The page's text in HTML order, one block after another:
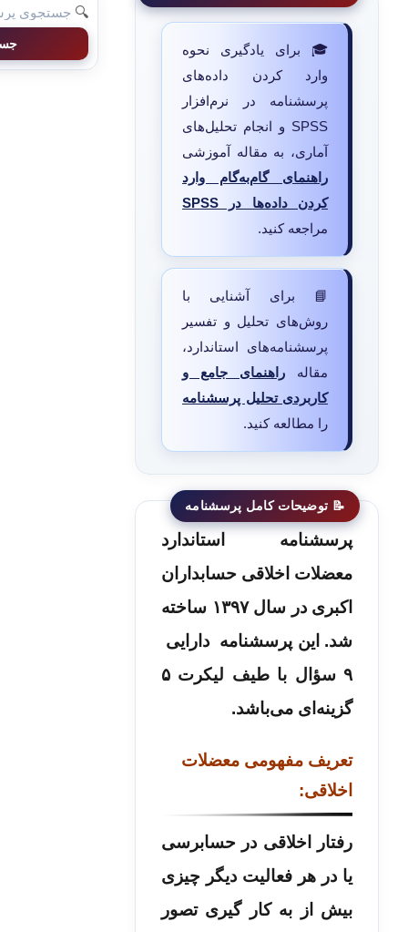
🎓 برای یادگیری نحوه
وارد کردن داده‌های
پرسشنامه در نرم‌افزار
SPSS و انجام تحلیل‌های
آماری، به مقاله آموزشی
راهنمای گام‌به‌گام وارد
کردن داده‌ها در SPSS
مراجعه کنید.
📘 برای آشنایی با
روش‌های تحلیل و تفسیر
پرسشنامه‌های استاندارد،
مقاله راهنمای جامع و
کاربردی تحلیل پرسشنامه
را مطالعه کنید.
پرسشنامه استاندارد
معضلات اخلاقی حسابداران
اکبری
در سال ۱۳۹۷ ساخته
شد. این پرسشنامه‌ دارایی
۹ سؤال با طیف لیکرت ۵
گزینه‌ای می‌باشد.
تعریف مفهومی معضلات
اخلاقی:
رفتار اخلاقی در حسابرسی
یا در هر فعالیت دیگر چیزی
بیش از به کار گیری تصور
🔍